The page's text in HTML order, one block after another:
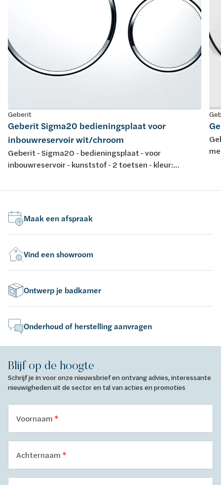
Geberit
Geberit Sigma20 bedieningsplaat voor
inbouwreservoir wit/chroom
Geberit - Sigma20 - bedieningsplaat - voor
inbouwreservoir - kunststof - 2 toetsen - kleur:
Maak een afspraak
Vind een showroom
Ontwerp je badkamer
Onderhoud of herstelling aanvragen
Blijf op de hoogte
Schrijf je in voor onze nieuwsbrief en ontvang advies, interessante
nieuwigheden uit de sector en tal van acties en promoties
Voornaam
Achternaam